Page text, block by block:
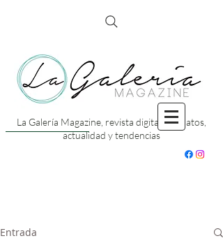
La Galería Magazine, revista digital con datos,
actualidad y tendencias
Entrada